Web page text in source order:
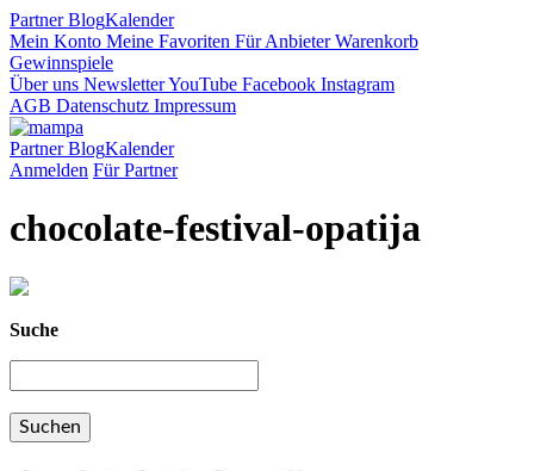
PartnerBlogKalender
Mein Konto Meine Favoriten Für AnbieterWarenkorb
Gewinnspiele
Über uns NewsletterYouTube Facebook Instagram
AGB Datenschutz Impressum
PartnerBlogKalender
Anmelden Für Partner
chocolate-festival-opatija
Suche